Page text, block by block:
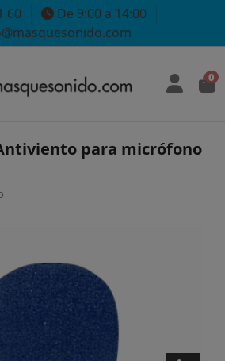
60
De 9:00 a 14:00
0
Antiviento para micrófono